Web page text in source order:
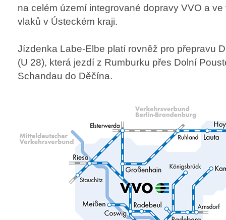
na celém území integrované dopravy VVO a
vlaků v Ústeckém kraji.
Jízdenka Labe-Elbe platí rovněž pro přepravu
(U 28), která jezdí z Rumburku přes Dolní
Schandau do Děčína.